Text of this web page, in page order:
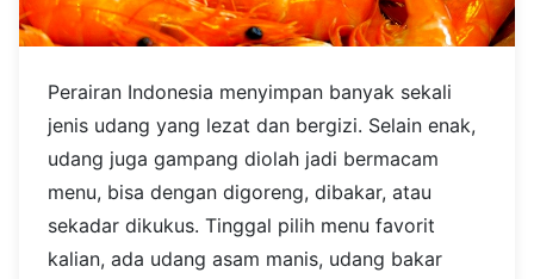
Perairan Indonesia menyimpan banyak sekali
jenis udang yang lezat dan bergizi. Selain enak,
udang juga gampang diolah jadi bermacam
menu, bisa dengan digoreng, dibakar, atau
sekadar dikukus. Tinggal pilih menu favorit
kalian, ada udang asam manis, udang bakar